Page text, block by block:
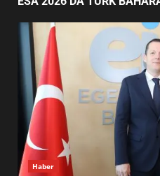
4
FİNALİNDE
5
UZATILDI:
Haber